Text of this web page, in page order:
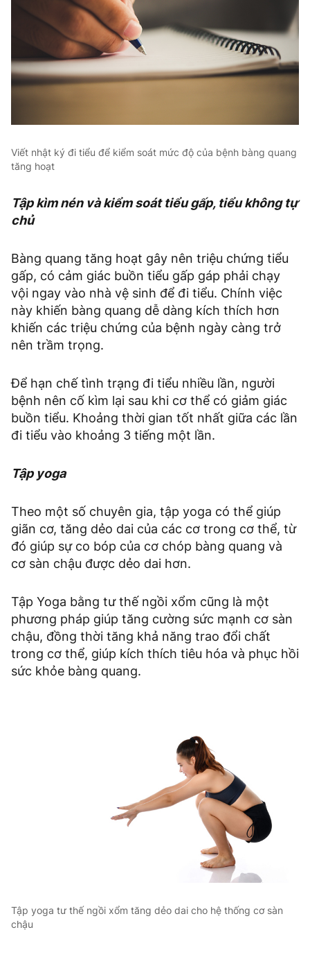
Viết nhật ký đi tiểu để kiểm soát mức độ của bệnh bàng quang
tăng hoạt
Tập kìm nén và kiểm soát tiểu gấp, tiểu không tự
chủ
Bàng quang tăng hoạt gây nên triệu chứng tiểu
gấp, có cảm giác buồn tiểu gấp gáp phải chạy
vội ngay vào nhà vệ sinh để đi tiểu. Chính việc
này khiến bàng quang dễ dàng kích thích hơn
khiến các triệu chứng của bệnh ngày càng trở
nên trầm trọng.
Để hạn chế tình trạng đi tiểu nhiều lần, người
bệnh nên cố kìm lại sau khi cơ thể có giảm giác
buồn tiểu. Khoảng thời gian tốt nhất giữa các lần
đi tiểu vào khoảng 3 tiếng một lần.
Tập yoga
Theo một số chuyên gia, tập yoga có thể giúp
giãn cơ, tăng dẻo dai của các cơ trong cơ thể, từ
đó giúp sự co bóp của cơ chóp bàng quang và
cơ sàn chậu được dẻo dai hơn.
Tập Yoga bằng tư thế ngồi xổm cũng là một
phương pháp giúp tăng cường sức mạnh cơ sàn
chậu, đồng thời tăng khả năng trao đổi chất
trong cơ thể, giúp kích thích tiêu hóa và phục hồi
sức khỏe bàng quang.
Tập yoga tư thế ngồi xổm tăng dẻo dai cho hệ thống cơ sàn
chậu